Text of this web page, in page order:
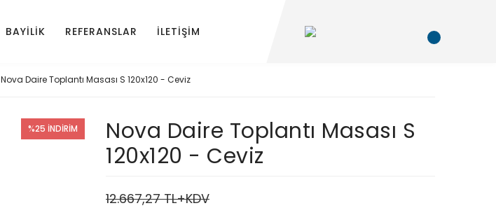
BAYİLİK REFERANSLAR İLETİŞİM
Nova Daire Toplantı Masası S 120x120 - Ceviz
%25 İNDİRİM
Nova Daire Toplantı Masası S
120x120 - Ceviz
12.667,27 TL+KDV